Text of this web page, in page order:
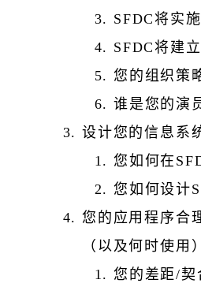
SFDC将实
SFDC将建
您的组织策
谁是您的演
设计您的信息系
您如何在
您如何设计
您的应用程序合
（以及何时使用
您的差距/契